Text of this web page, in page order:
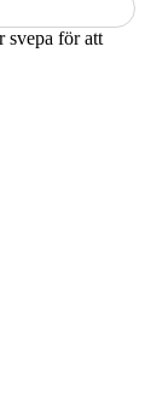
svepa för att